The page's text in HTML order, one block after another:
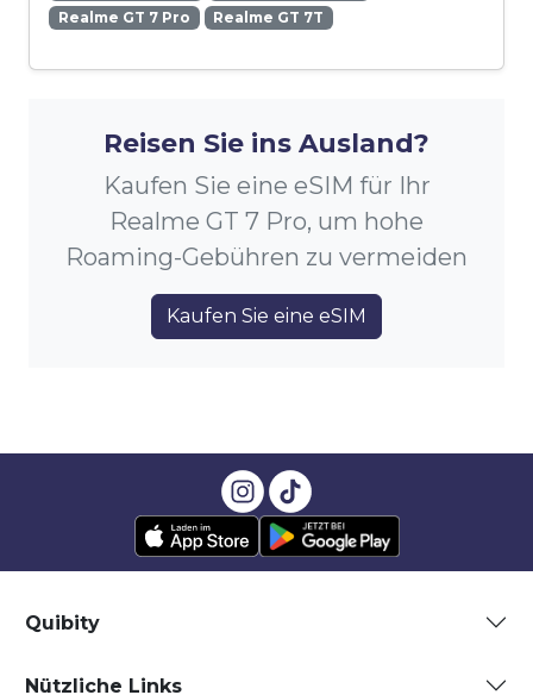
Realme GT 7 Pro
Realme GT 7T
Reisen Sie ins Ausland?
Kaufen Sie eine eSIM für Ihr
Realme GT 7 Pro, um hohe
Roaming-Gebühren zu vermeiden
Kaufen Sie eine eSIM
Quibity
Nützliche Links